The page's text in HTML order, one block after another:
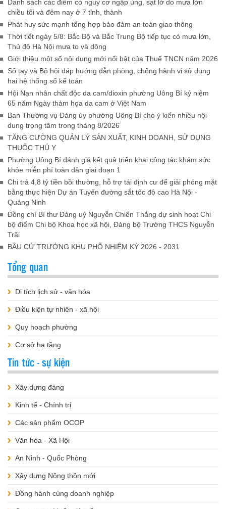
Danh sách các điểm có nguy cơ ngập úng, sạt lở do mưa lớn
chiều tối và đêm nay ở 7 tỉnh, thành
Phát huy sức mạnh tổng hợp bảo đảm an toàn giao thông
Thời tiết ngày 5/8: Bắc Bộ và Bắc Trung Bộ tiếp tục có mưa lớn,
Thủ đô Hà Nội mưa to và dông
Giới thiệu một số nội dung mới nổi bật của Thuế TNCN năm 2026
Sổ tay và Bộ hỏi đáp hướng dẫn phòng, chống hành vi sử dụng
hai hệ thống sổ kế toán
Hội Nạn nhân chất độc da cam/dioxin phường Uông Bí kỷ niệm
65 năm Ngày thảm họa da cam ở Việt Nam
Ban Thường vụ Đảng ủy phường Uông Bí cho ý kiến nhiều nội
dung trọng tâm trong tháng 8/2026
TĂNG CƯỜNG QUẢN LÝ SẢN XUẤT, KINH DOANH, SỬ DỤNG
THUỐC THÚ Y
Phường Uông Bí đánh giá kết quả triển khai công tác khám sức
khỏe miễn phí toàn dân giai đoạn 1
Chi trả 4,8 tỷ tiền bồi thường, hỗ trợ tái định cư để giải phóng mặt
bằng thực hiện Dự án Tuyến đường sắt tốc độ cao Hà Nội -
Quảng Ninh
Đồng chí Bí thư Đảng uỷ Nguyễn Chiến Thắng dự sinh hoạt Chi
bộ điểm Chi bộ Khoa học xã hội, Đảng bộ Trường THCS Nguyễn
Trãi
BẦU CỬ TRƯỞNG KHU PHỐ NHIỆM KỲ 2026 - 2031
Tổng quan
Di tích lịch sử - văn hóa
Điều kiện tự nhiên - xã hội
Quy hoạch phường
Cơ sở hạ tầng
Tin tức - sự kiện
Xây dựng đảng
Kinh tế - Chính trị
Các sản phẩm OCOP
Văn hóa - Xã Hội
An Ninh - Quốc Phòng
Xây dựng Nông thôn mới
Đồng hành cùng doanh nghiệp